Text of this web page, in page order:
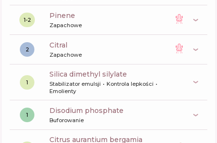
1-2 pinene
Zapachowe
2 citral
Zapachowe
1
silica dimethyl silylate
Stabilizator emulsji
Kontrola lepkości
Emolienty
1 disodium phosphate
Buforowanie
citrus aurantium bergamia